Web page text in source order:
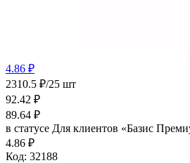
4.86 ₽
2310.5 ₽/25 шт
92.42 ₽
89.64 ₽
в статусе Для клиентов «Базис
4.86 ₽
Код: 32188